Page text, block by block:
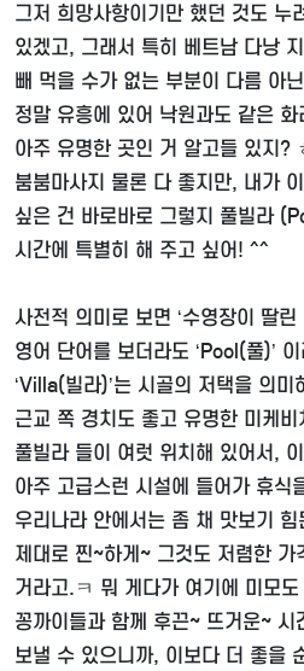
그저 희망사항이기만 했던 것도 누
있겠고, 그래서 특히 베트남 다낭
빼 먹을 수가 없는 부분이 다름 아
정말 유흥에 있어 낙원과도 같은
아주 유명한 곳인 거 알고들 있지?
붐붐마사지 물론 다 좋지만, 내가
싶은 건 바로바로 그렇지 풀빌라
시간에 특별히 해 주고 싶어! ^^
사전적 의미로 보면 ‘수영장이 딸
영어 단어를 보더라도 ‘Pool(풀)’
‘Villa(빌라)’는 시골의 저택을 의
근교 쪽 경치도 좋고 유명한 미케비
풀빌라 들이 여럿 위치해 있어서,
아주 고급스런 시설에 들어가 휴식
우리나라 안에서는 좀 채 맛보기
제대로 찐~하게~ 그것도 저렴한
거라고.ㅋ 뭐 게다가 여기에 미모
꽁까이들과 함께 후끈~ 뜨거운~
보낼 수 있으니까, 이보다 더 좋을